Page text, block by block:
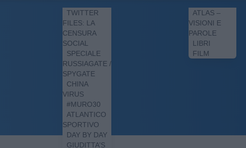
TWITTER
FILES: LA
CENSURA
SOCIAL
SPECIALE
RUSSIAGATE /
SPYGATE
CHINA
VIRUS
#MURO30
ATLANTICO
SPORTIVO
DAY BY DAY
GIUDITTA’S
ATLAS –
VISIONI E
PAROLE
LIBRI
FILM